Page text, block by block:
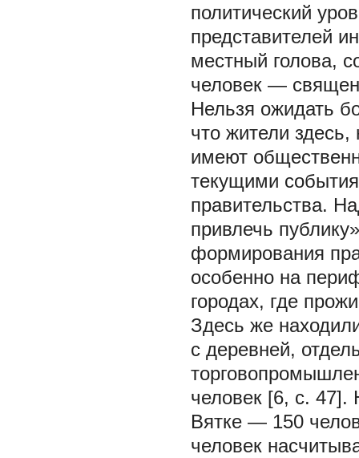
политический
представителей
местный голова,
человек —
Нельзя ожидать
что жители здесь,
имеют
текущими
правительства.
привлечь
формирования
особенно на
городах, где
Здесь же
с деревней,
человек [6, с. 47].
Вятке — 150
человек